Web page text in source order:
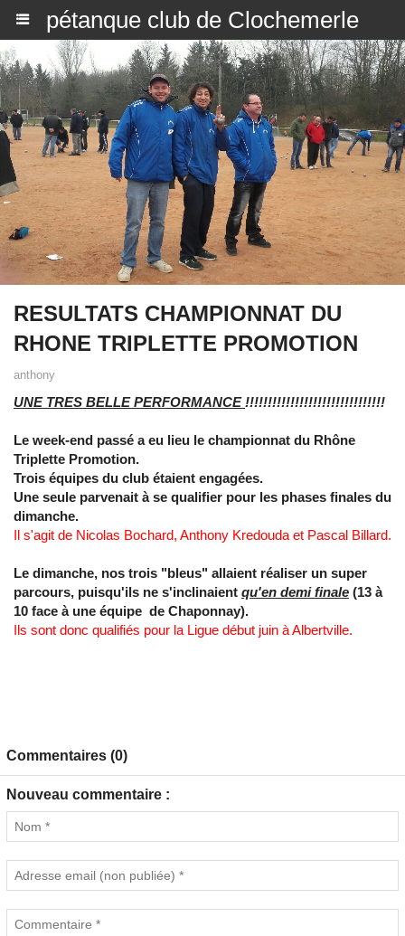
pétanque club de Clochemerle
RESULTATS CHAMPIONNAT DU
RHONE TRIPLETTE PROMOTION
anthony
UNE TRES BELLE PERFORMANCE!!!!!!!!!!!!!!!!!!!!!!!!!!!!!!!
Le week-end passé a eu lieu le championnat du Rhône
Triplette Promotion.
Trois équipes du club étaient engagées.
Une seule parvenait à se qualifier pour les phases finales du
dimanche.
Il s'agit de Nicolas Bochard, Anthony Kredouda et Pascal Billard.
Le dimanche, nos trois "bleus" allaient réaliser un super
parcours, puisqu'ils ne s'inclinaient qu'en demi finale (13 à
10 face à une équipe de Chaponnay).
Ils sont donc qualifiés pour la Ligue début juin à Albertville.
Commentaires (0)
Nouveau commentaire :